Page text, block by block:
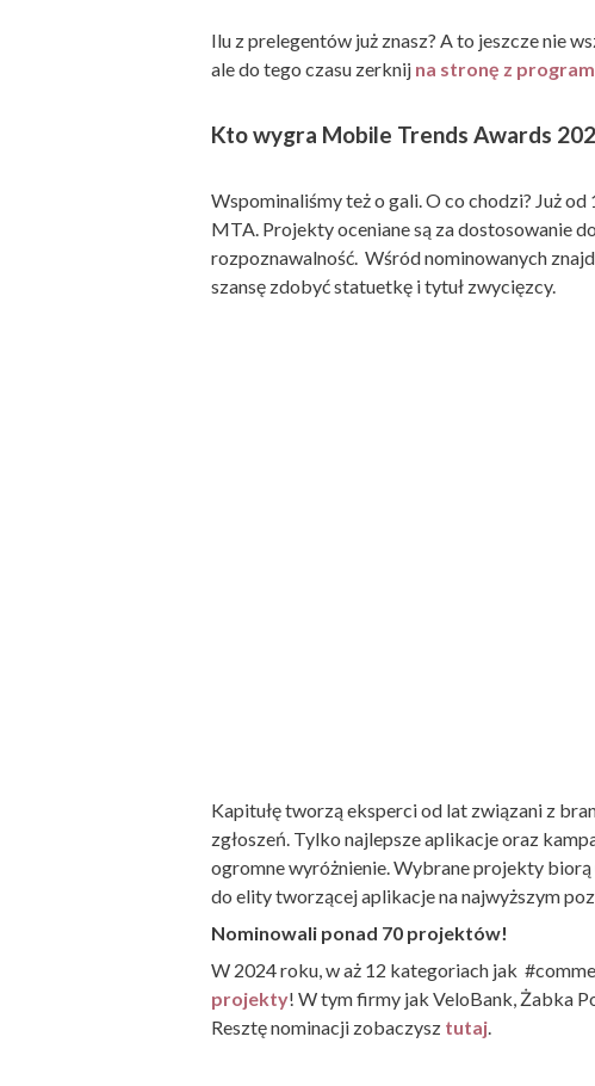
Ilu z prelegentów już znasz? A to jeszcze nie
ale do tego czasu zerknij na stronę z
Kto wygra Mobile Trends Awards
Wspominaliśmy też o gali. O co chodzi? Już
MTA. Projekty oceniane są za dostosowanie
rozpoznawalność. Wśród nominowanych
szansę zdobyć statuetkę i tytuł zwycięzcy.
Kapitułę tworzą eksperci od lat związani z
zgłoszeń. Tylko najlepsze aplikacje oraz
ogromne wyróżnienie. Wybrane projekty biorą
do elity tworzącej aplikacje na najwyższym
Nominowali ponad 70 projektów!
W 2024 roku, w aż 12 kategoriach jak
projekty! W tym firmy jak VeloBank, Żabka
Resztę nominacji zobaczysz tutaj.